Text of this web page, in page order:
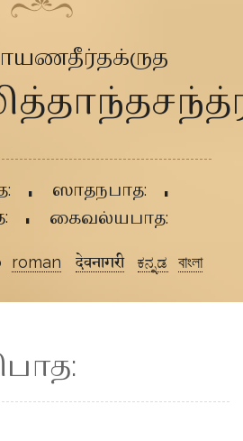
ஸாதநபாத:
கைவல்யபாத:
roman देवनागरी ಕನ್ನಡ বাংলা